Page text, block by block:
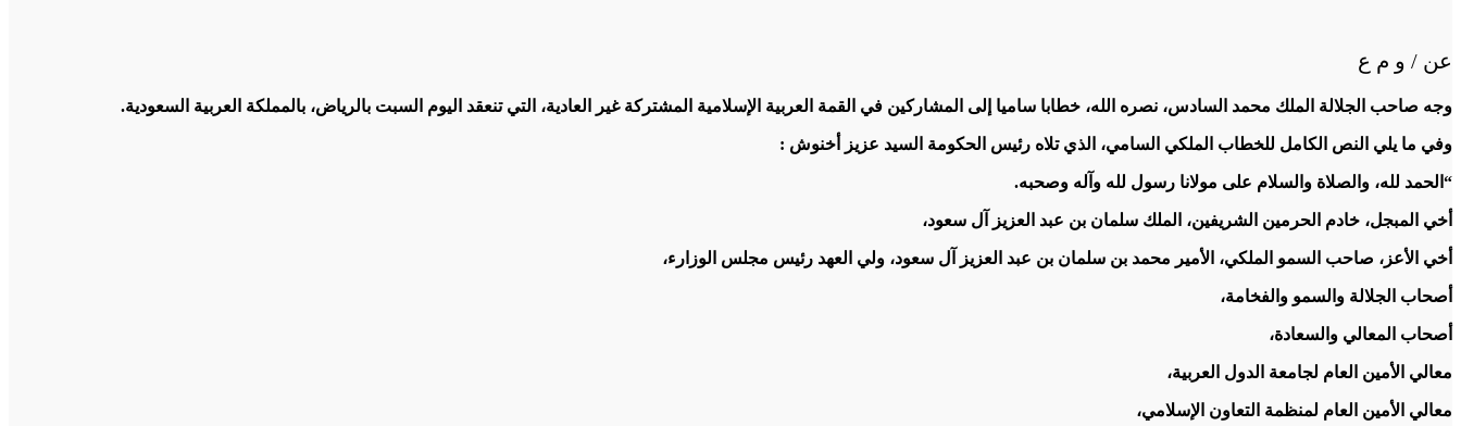
عن / و م ع
وجه صاحب الجلالة الملك محمد السادس، نصره الله، خطابا ساميا إلى المشاركين في القمة العربية الإسلامية المشتركة غير العادية، التي تنعقد اليوم السبت بالرياض، بالمملكة العربية السعودية.
وفي ما يلي النص الكامل للخطاب الملكي السامي، الذي تلاه رئيس الحكومة السيد عزيز أخنوش :
“الحمد لله، والصلاة والسلام على مولانا رسول لله وآله وصحبه.
أخي المبجل، خادم الحرمين الشريفين، الملك سلمان بن عبد العزيز آل سعود،
أخي الأعز، صاحب السمو الملكي، الأمير محمد بن سلمان بن عبد العزيز آل سعود، ولي العهد رئيس مجلس الوزارء،
أصحاب الجلالة والسمو والفخامة،
أصحاب المعالي والسعادة،
معالي الأمين العام لجامعة الدول العربية،
معالي الأمين العام لمنظمة التعاون الإسلامي،